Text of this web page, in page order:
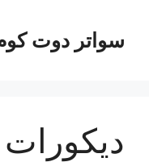
المحتوىسواتر دوت